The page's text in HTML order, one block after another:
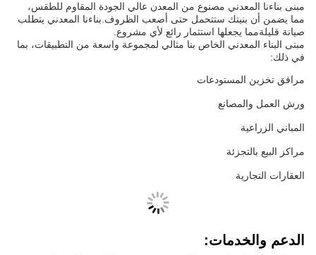
مبنى بناءنا المعدني مصنوع من المعدن عالي الجودة المقاوم للطقس،
مما يضمن أن بنيتك ستتحمل حتى أصعب الظروف.بناءنا المعدني يتطلب
صيانة قليلةمما يجعلها استثمار رائع لأي مشروع.
مبنى البناء المعدني الخاص بنا مثالي لمجموعة واسعة من التطبيقات، بما
في ذلك:
مرافق تخزين المستودعات
ورش العمل والمصانع
المباني الزراعية
مراكز البيع بالتجزئة
العقارات التجارية
الدعم والخدمات: